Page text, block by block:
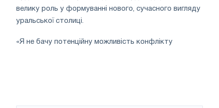
велику роль у формуванні нового, сучасного вигляду
уральської столиці.
«Я не бачу потенційну можливість конфлікту